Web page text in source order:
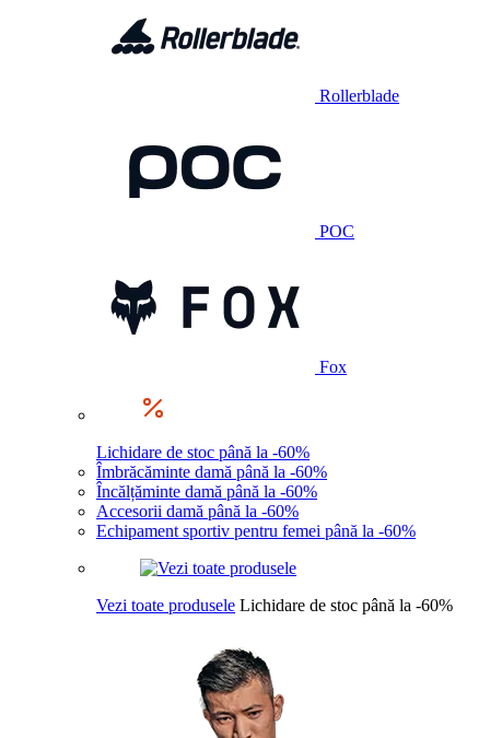
Rollerblade
POC
Fox
Lichidare de stoc până la -60%
Îmbrăcăminte damă până la -60%
Încălțăminte damă până la -60%
Accesorii damă până la -60%
Echipament sportiv pentru femei până la -60%
Vezi toate produsele Lichidare de stoc până la -60%